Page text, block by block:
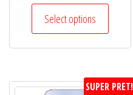
Select options
SUPER PRET!